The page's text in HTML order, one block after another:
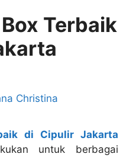
Terbaik
Christina
di Cipulir Jakarta
untuk berbagai